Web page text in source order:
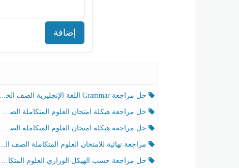
إضافة
حل مراجعة Grammar اللغة الإنجليزية الصف الخامس الفصل الثالث
حل مراجعة هيكلة امتحان العلوم المتكاملة الصف الخامس انسبير الفصل الثالث
حل مراجعة هيكلة امتحان العلوم المتكاملة الصف الخامس عام الفصل الثالث
مراجعة نهائية للامتحان العلوم المتكاملة الصف الخامس انسبير الفصل الثالث
حل مراجعة حسب الهيكل الوزاري العلوم المتكاملة الصف الخامس عام الفصل الثالث